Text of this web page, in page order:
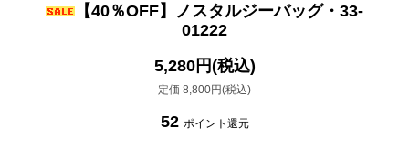
【40％OFF】ノスタルジーバッグ・33-
01222
5,280円(税込)
定価 8,800円(税込)
52 ポイント還元